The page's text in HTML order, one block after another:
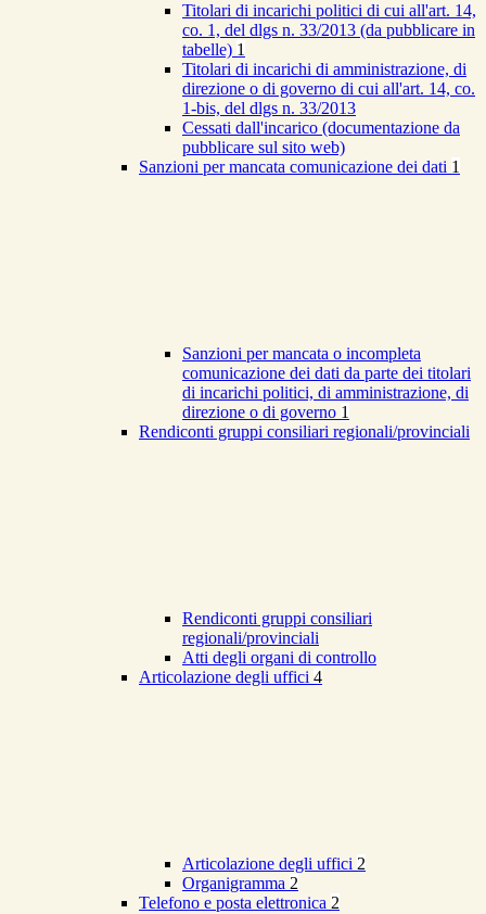
Titolari di incarichi politici di cui all'art. 14,
co. 1, del dlgs n. 33/2013 (da pubblicare in
tabelle) 1
Titolari di incarichi di amministrazione, di
direzione o di governo di cui all'art. 14, co.
1-bis, del dlgs n. 33/2013
Cessati dall'incarico (documentazione da
pubblicare sul sito web)
Sanzioni per mancata comunicazione dei dati 1
Sanzioni per mancata o incompleta
comunicazione dei dati da parte dei titolari
di incarichi politici, di amministrazione, di
direzione o di governo 1
Rendiconti gruppi consiliari regionali/provinciali
Rendiconti gruppi consiliari
regionali/provinciali
Atti degli organi di controllo
Articolazione degli uffici 4
Articolazione degli uffici 2
Organigramma 2
Telefono e posta elettronica 2